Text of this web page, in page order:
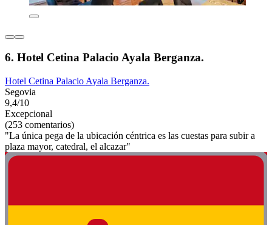
6. Hotel Cetina Palacio Ayala Berganza.
Hotel Cetina Palacio Ayala Berganza.
Segovia
9,4/10
Excepcional
(253 comentarios)
"La única pega de la ubicación céntrica es las cuestas para subir a
plaza mayor, catedral, el alcazar"